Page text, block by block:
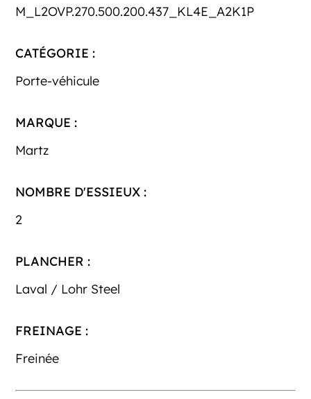
M_L2OVP.270.500.200.437_KL4E_A2K1P
CATÉGORIE :
Porte-véhicule
MARQUE :
Martz
NOMBRE D'ESSIEUX :
2
PLANCHER :
Laval / Lohr Steel
FREINAGE :
Freinée